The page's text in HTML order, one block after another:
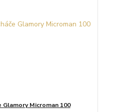
Glamory Microman 100